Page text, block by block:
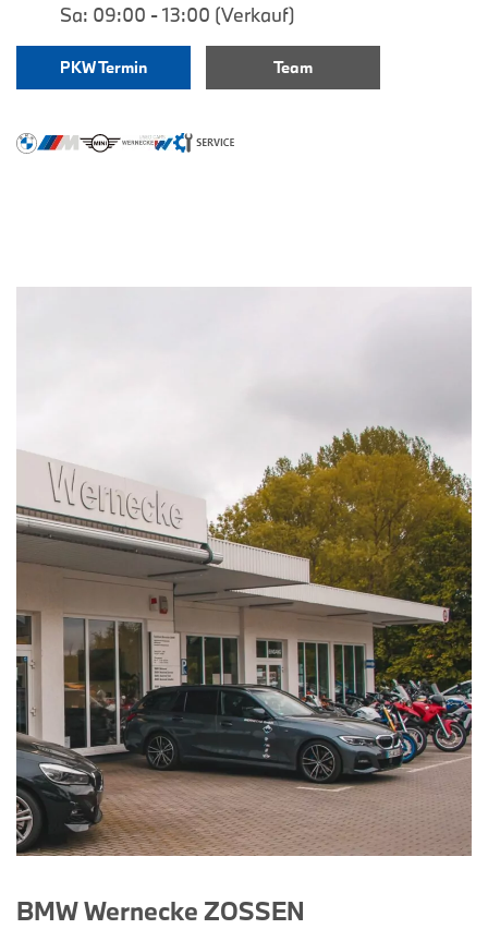
Sa: 09:00 - 13:00 (Verkauf)
PKW Termin Team
BMW Wernecke ZOSSEN